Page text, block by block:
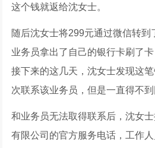
这个钱就返给沈女士。
随后沈女士将299元通过微信转到
业务员拿出了自己的银行卡刷了
接下来的这几天，沈女士发现这
次联系该业务员，但是一直得不到
和业务员无法取得联系后，沈女
有限公司的官方服务电话，工作